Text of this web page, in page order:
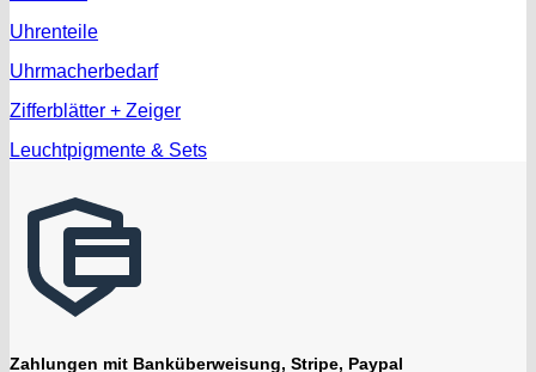
Uhrenteile
Uhrmacherbedarf
Zifferblätter + Zeiger
Leuchtpigmente & Sets
Zahlungen mit Banküberweisung, Stripe, Paypal